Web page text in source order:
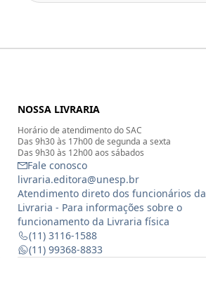
NOSSA LIVRARIA
Horário de atendimento do SAC
Das 9h30 às 17h00 de segunda a sexta
Das 9h30 às 12h00 aos sábados
Fale conosco
livraria.editora@unesp.br
Atendimento direto dos funcionários da
Livraria - Para informações sobre o
funcionamento da Livraria física
(11) 3116-1588
(11) 99368-8833